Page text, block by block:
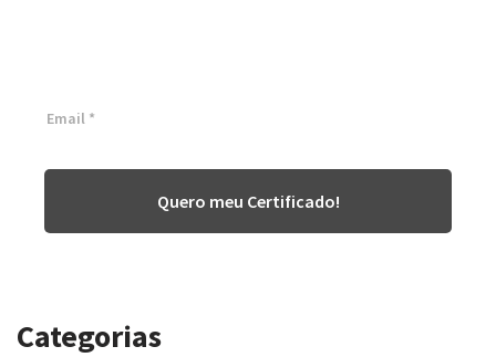
Quero meu Certificado!
Categorias